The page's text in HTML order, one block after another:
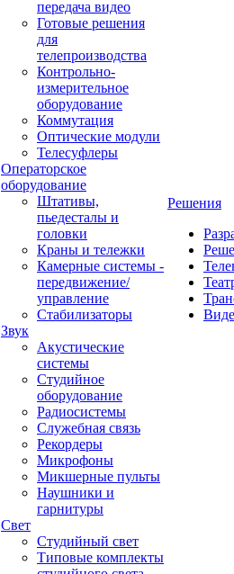
передача видео
Готовые решения
для
телепроизводства
Контрольно-
измерительное
оборудование
Коммутация
Оптические модули
Телесуфлеры
Операторское
оборудование
Штативы,
пьедесталы и
головки
Краны и тележки
Камерные системы -
передвижение/
управление
Стабилизаторы
Звук
Акустические
системы
Студийное
оборудование
Радиосистемы
Служебная связь
Рекордеры
Микрофоны
Микшерные пульты
Наушники и
гарнитуры
Свет
Студийный свет
Типовые комплекты
Решения